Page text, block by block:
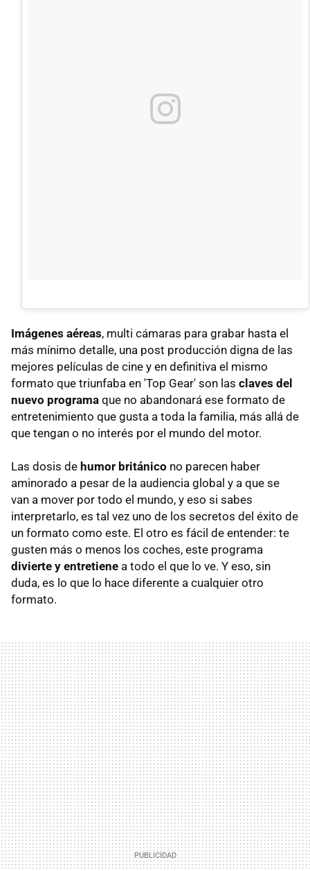
Imágenes aéreas, multi cámaras para grabar hasta el
más mínimo detalle, una post producción digna de las
mejores películas de cine y en definitiva el mismo
formato que triunfaba en 'Top Gear' son las claves del
nuevo programa que no abandonará ese formato de
entretenimiento que gusta a toda la familia, más allá de
que tengan o no interés por el mundo del motor.
Las dosis de humor británico no parecen haber
aminorado a pesar de la audiencia global y a que se
van a mover por todo el mundo, y eso si sabes
interpretarlo, es tal vez uno de los secretos del éxito de
un formato como este. El otro es fácil de entender: te
gusten más o menos los coches, este programa
divierte y entretiene a todo el que lo ve. Y eso, sin
duda, es lo que lo hace diferente a cualquier otro
formato.